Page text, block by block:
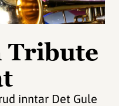
Tribute
inntar Det Gule